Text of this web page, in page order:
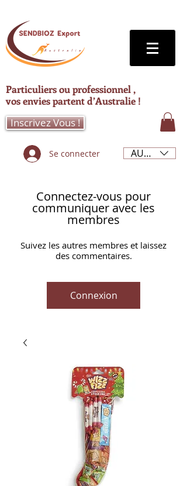
Particuliers ou professionnel ,
vos envies partent d’Australie !
Inscrivez Vous !
Se connecter AUD (AU$)
Connectez-vous pour
communiquer avec les
membres
Suivez les autres membres et laissez
des commentaires.
Connexion